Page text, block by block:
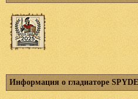
Информация о гладиаторе